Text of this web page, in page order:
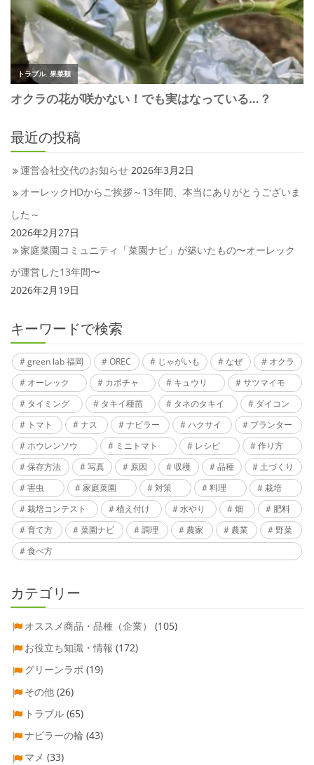
最近の投稿
運営会社交代のお知らせ 2026年3月2日
オーレックHDからご挨拶～13年間、本当にありがとうございま
した～
2026年2月27日
家庭菜園コミュニティ「菜園ナビ」が築いたもの〜オーレック
が運営した13年間〜
2026年2月19日
キーワードで検索
green lab 福岡 OREC じゃがいも なぜ
オクラ
オーレック
カボチャ キュウリ
サツマイモ
タイミング
タキイ種苗 タネのタキイ
ダイコン
トマト
ナス ナビラー ハクサイ
プランター
ホウレンソウ
ミニトマト レシピ
作り方
保存方法
写真 原因 収穫 品種
土づくり
害虫
家庭菜園 対策 料理
栽培
栽培コンテスト
植え付け 水やり 畑
肥料
育て方
菜園ナビ 調理 農家 農業
野菜
食べ方
カテゴリー
オススメ商品・品種（企業）
(105)
お役立ち知識・情報 (172)
グリーンラボ (19)
その他 (26)
トラブル (65)
ナビラーの輪 (43)
マメ (33)